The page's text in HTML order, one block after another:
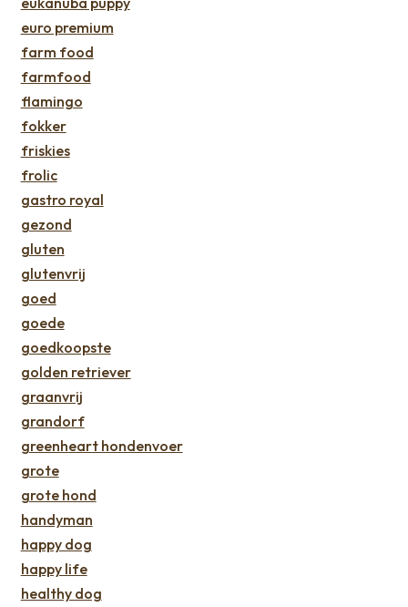
euro premium
farm food
farmfood
flamingo
fokker
friskies
frolic
gastro royal
gezond
gluten
glutenvrij
goed
goede
goedkoopste
golden retriever
graanvrij
grandorf
greenheart hondenvoer
grote
grote hond
handyman
happy dog
happy life
healthy dog